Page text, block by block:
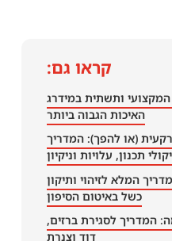
קראו גם:
המקצועי ותשתית במידרג
האיכות הגבוה ביותר
(או להפך): המדריך
תכנון, עלויות וניקיון
המלא לזיהוי ותיקון
כשל באיטום הסיפון
המדריך לסגירת ברזים,
דוד וצנרת